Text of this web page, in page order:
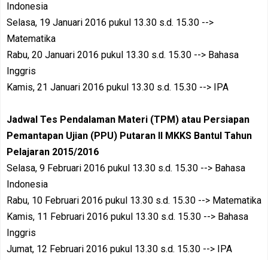
Indonesia
Selasa, 19 Januari 2016 pukul 13.30 s.d. 15.30 -->
Matematika
Rabu, 20 Januari 2016 pukul 13.30 s.d. 15.30 --> Bahasa
Inggris
Kamis, 21 Januari 2016 pukul 13.30 s.d. 15.30 --> IPA
Jadwal Tes Pendalaman Materi (TPM) atau Persiapan
Pemantapan Ujian (PPU) Putaran II MKKS Bantul Tahun
Pelajaran 2015/2016
Selasa, 9 Februari 2016 pukul 13.30 s.d. 15.30 --> Bahasa
Indonesia
Rabu, 10 Februari 2016 pukul 13.30 s.d. 15.30 --> Matematika
Kamis, 11 Februari 2016 pukul 13.30 s.d. 15.30 --> Bahasa
Inggris
Jumat, 12 Februari 2016 pukul 13.30 s.d. 15.30 --> IPA